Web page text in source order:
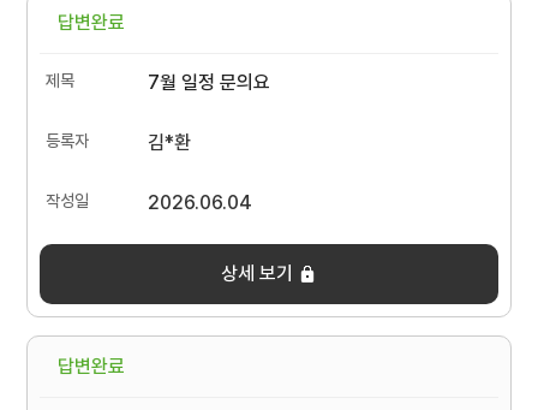
답변완료
7월 일정 문의요
김*환
2026.06.04
상세 보기
답변완료